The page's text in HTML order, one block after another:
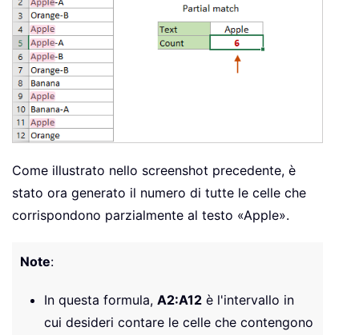
Come illustrato nello screenshot precedente, è
stato ora generato il numero di tutte le celle che
corrispondono parzialmente al testo «Apple».
Note:
In questa formula, A2:A12 è l'intervallo in
cui desideri contare le celle che contengono